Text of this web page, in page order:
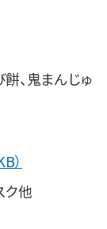
、鬼まんじゅ
）
ク他